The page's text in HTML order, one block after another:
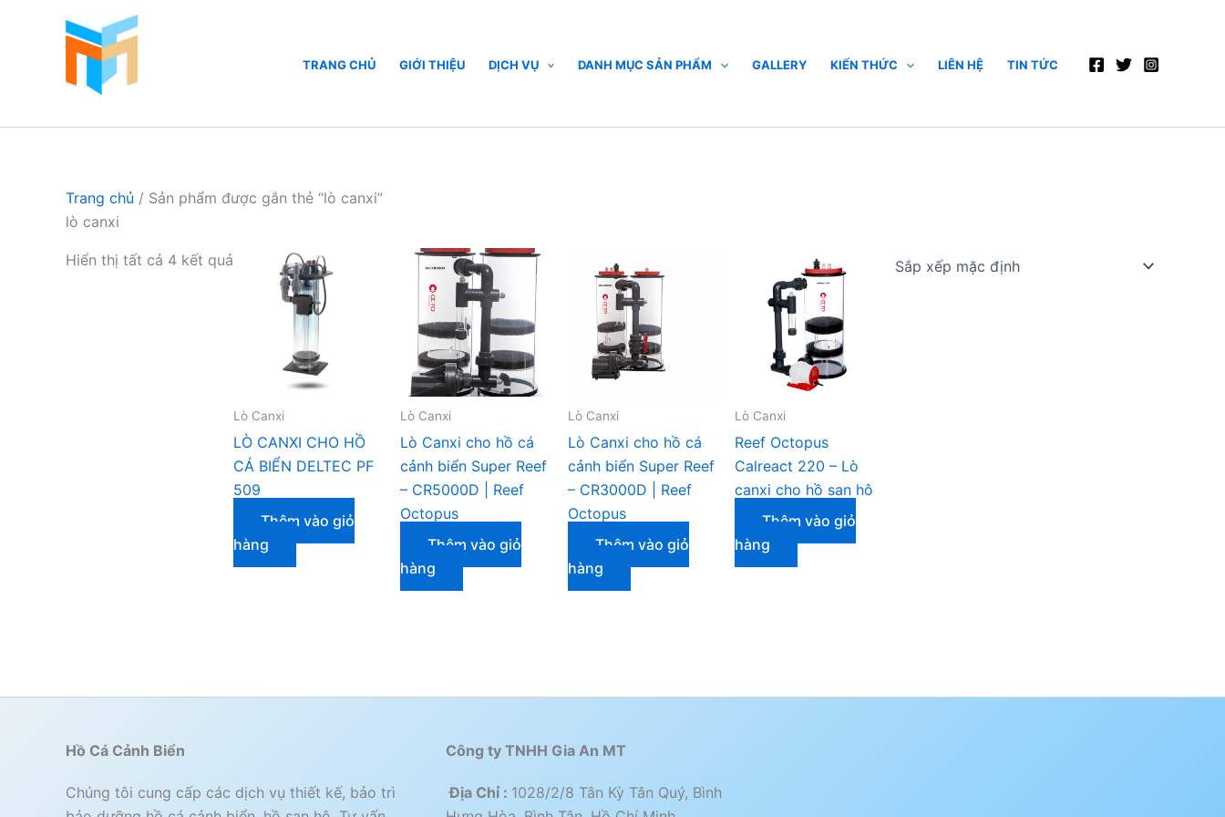
TRANG CHỦ GIỚI THIỆU DỊCH VỤ DANH MỤC SẢN PHẨM GALLERY KIẾN THỨC LIÊN HỆ TIN TỨC
Trang chủ / Sản phẩm được gắn thẻ “lò canxi”
lò canxi
Hiển thị tất cả 4 kết quả
Lò Canxi
LÒ CANXI CHO HỒ
CÁ BIỂN DELTEC PF
509
Thêm vào giỏ
hàng
Lò Canxi
Lò Canxi cho hồ cá
cảnh biển Super Reef
– CR5000D | Reef
Octopus
Thêm vào giỏ
hàng
Lò Canxi
Lò Canxi cho hồ cá
cảnh biển Super Reef
– CR3000D | Reef
Octopus
Thêm vào giỏ
hàng
Lò Canxi
Reef Octopus
Calreact 220 – Lò
canxi cho hồ san hô
Thêm vào giỏ
hàng
Hồ Cá Cảnh Biển
Chúng tôi cung cấp các dịch vụ thiết kế, bảo trì
Công ty TNHH Gia An MT
Địa Chỉ : 1028/2/8 Tân Kỳ Tân Quý, Bình